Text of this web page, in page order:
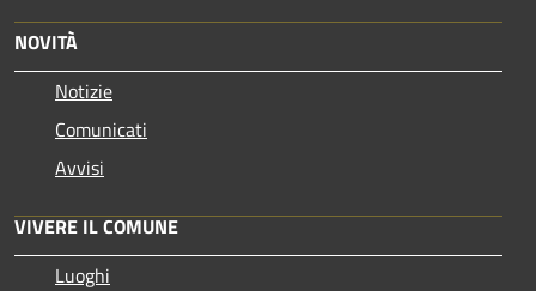
NOVITÀ
Notizie
Comunicati
Avvisi
VIVERE IL COMUNE
Luoghi